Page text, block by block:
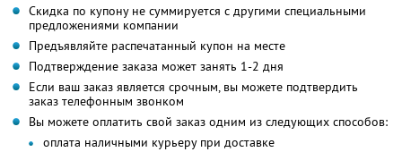
Скидка по купону не суммируется с другими специальными
предложениями компании
Предъявляйте распечатанный купон на месте
Подтверждение заказа может занять 1-2 дня
Если ваш заказ является срочным, вы можете подтвердить
заказ телефонным звонком
Вы можете оплатить свой заказ одним из следующих способов:
оплата наличными курьеру при доставке